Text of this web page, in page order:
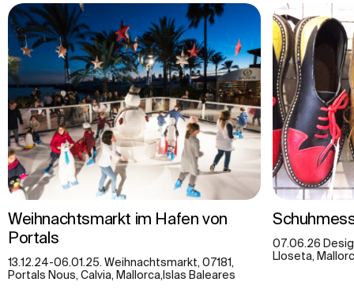
Weihnachtsmarkt im Hafen von
Portals
13.12.24-06.01.25. Weihnachtsmarkt, 07181,
Portals Nous, Calvia, Mallorca,Islas Baleares
07.06.26
Lloseta,